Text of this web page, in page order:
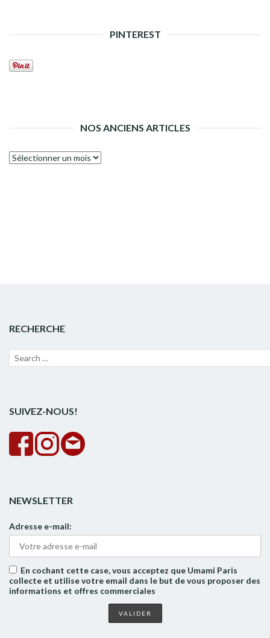
PINTEREST
NOS ANCIENS ARTICLES
Nos
RECHERCHE
Recherche
SUIVEZ-NOUS!
NEWSLETTER
Adresse e-mail:
En cochant cette case, vous acceptez que Umami Paris
collecte et utilise votre email dans le but de vous proposer des
informations et offres commerciales